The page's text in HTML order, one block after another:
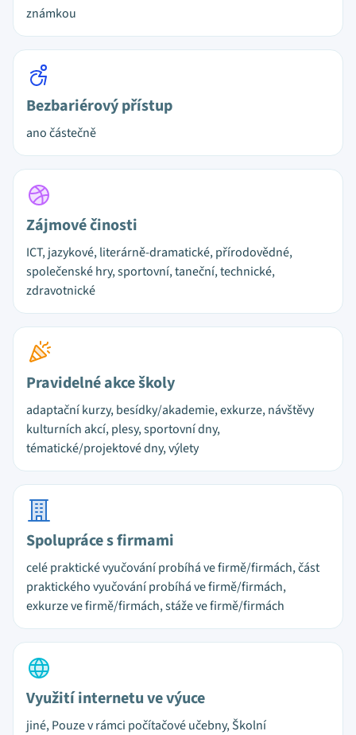
známkou
Bezbariérový přístup
ano částečně
Zájmové činosti
ICT, jazykové, literárně-dramatické, přírodovědné,
společenské hry, sportovní, taneční, technické,
zdravotnické
Pravidelné akce školy
adaptační kurzy, besídky/akademie, exkurze, návštěvy
kulturních akcí, plesy, sportovní dny,
tématické/projektové dny, výlety
Spolupráce s firmami
celé praktické vyučování probíhá ve firmě/firmách, část
praktického vyučování probíhá ve firmě/firmách,
exkurze ve firmě/firmách, stáže ve firmě/firmách
Využití internetu ve výuce
jiné, Pouze v rámci počítačové učebny, Školní